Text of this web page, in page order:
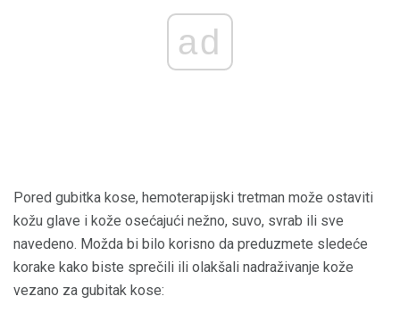
ad
Pored gubitka kose, hemoterapijski tretman može ostaviti
kožu glave i kože osećajući nežno, suvo, svrab ili sve
navedeno. Možda bi bilo korisno da preduzmete sledeće
korake kako biste sprečili ili olakšali nadraživanje kože
vezano za gubitak kose: